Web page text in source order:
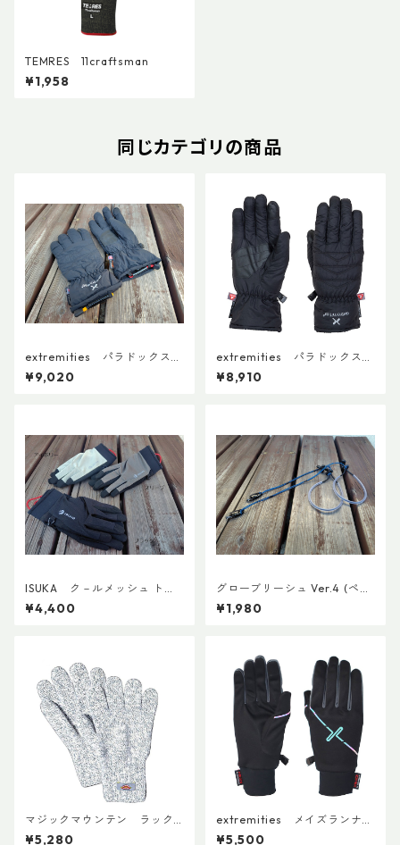
TEMRES 11craftsman
¥1,958
同じカテゴリの商品
extremities パラドックスウ
ォータープルーフグローブ は
なまるカスタム
¥9,020
extremities パラドックスウ
ォータープルーフグローブ
¥8,910
ISUKA ク－ルメッシュ トレ
ッキンググロ－ブADDカスタ
ム
¥4,400
グローブリーシュ Ver.4 (ペ
ア)
¥1,980
マジックマウンテン ラック
ナーグローブ
¥5,280
extremities メイズランナー
グローブ
¥5,500